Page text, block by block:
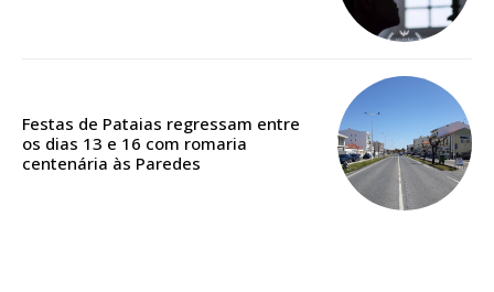
Escolha o plano
Festas de Pataias regressam entre
os dias 13 e 16 com romaria
centenária às Paredes